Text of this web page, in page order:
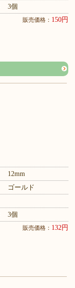
3個
販売価格： 150円
12mm
ゴールド
3個
販売価格： 132円